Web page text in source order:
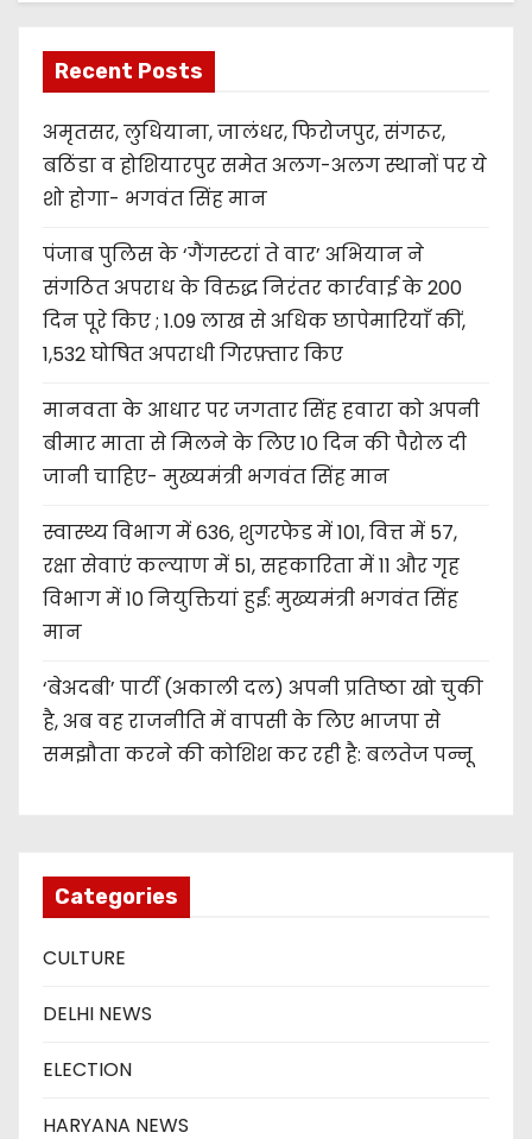
Recent Posts
अमृतसर, लुधियाना, जालंधर, फिरोजपुर, संगरूर,
बठिंडा व होशियारपुर समेत अलग-अलग स्थानों पर ये
शो होगा- भगवंत सिंह मान
पंजाब पुलिस के ‘गैंगस्टरां ते वार’ अभियान ने
संगठित अपराध के विरुद्ध निरंतर कार्रवाई के 200
दिन पूरे किए ; 1.09 लाख से अधिक छापेमारियाँ कीं,
1,532 घोषित अपराधी गिरफ़्तार किए
मानवता के आधार पर जगतार सिंह हवारा को अपनी
बीमार माता से मिलने के लिए 10 दिन की पैरोल दी
जानी चाहिए- मुख्यमंत्री भगवंत सिंह मान
स्वास्थ्य विभाग में 636, शुगरफेड में 101, वित्त में 57,
रक्षा सेवाएं कल्याण में 51, सहकारिता में 11 और गृह
विभाग में 10 नियुक्तियां हुईं: मुख्यमंत्री भगवंत सिंह
मान
‘बेअदबी’ पार्टी (अकाली दल) अपनी प्रतिष्ठा खो चुकी
है, अब वह राजनीति में वापसी के लिए भाजपा से
समझौता करने की कोशिश कर रही है: बलतेज पन्नू
Categories
CULTURE
DELHI NEWS
ELECTION
HARYANA NEWS